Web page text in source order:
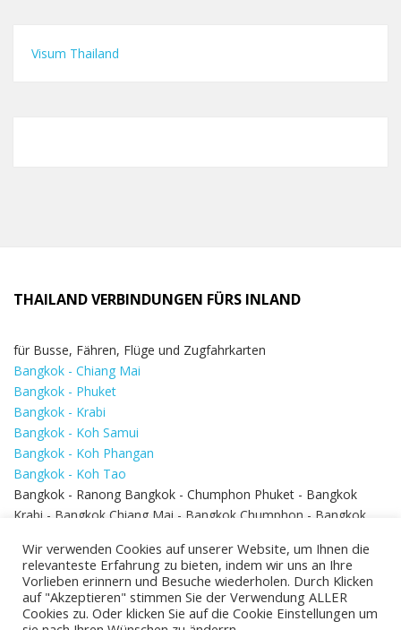
Visum Thailand
THAILAND VERBINDUNGEN FÜRS INLAND
für Busse, Fähren, Flüge und Zugfahrkarten
Bangkok - Chiang Mai
Bangkok - Phuket
Bangkok - Krabi
Bangkok - Koh Samui
Bangkok - Koh Phangan
Bangkok - Koh Tao
Bangkok - Ranong Bangkok - Chumphon Phuket - Bangkok
Krabi - Bangkok Chiang Mai - Bangkok Chumphon - Bangkok
Bangkok - Hua Hin
Wir verwenden Cookies auf unserer Website, um Ihnen die
relevanteste Erfahrung zu bieten, indem wir uns an Ihre
Vorlieben erinnern und Besuche wiederholen. Durch Klicken
auf "Akzeptieren" stimmen Sie der Verwendung ALLER
Cookies zu. Oder klicken Sie auf die Cookie Einstellungen um